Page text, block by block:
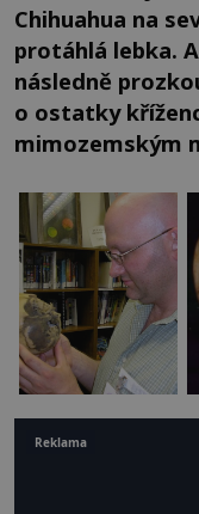
Chihuahua na
protáhlá lebka.
následně
o ostatky
mimozemským
Reklama